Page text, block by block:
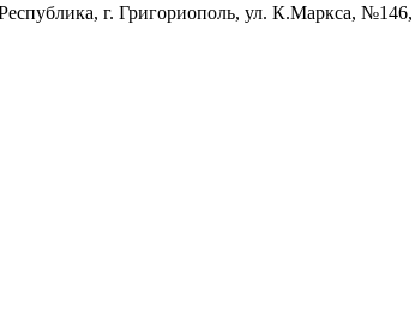
г. Григориополь, ул. К.Маркса,